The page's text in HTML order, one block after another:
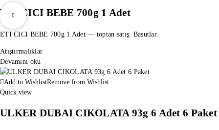
ETI CICI BEBE 700g 1 Adet
ETI CICI BEBE 700g 1 Adet — toptan satış. Basutlar.
Atıştırmalıklar
Devamını oku
Add to WishlistRemove from Wishlist
Quick view
ULKER DUBAI CIKOLATA 93g 6 Adet 6 Paket